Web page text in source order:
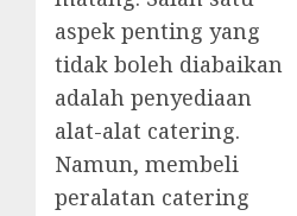
aspek penting yang
tidak boleh diabaikan
adalah penyediaan
alat-alat catering.
Namun, membeli
peralatan catering